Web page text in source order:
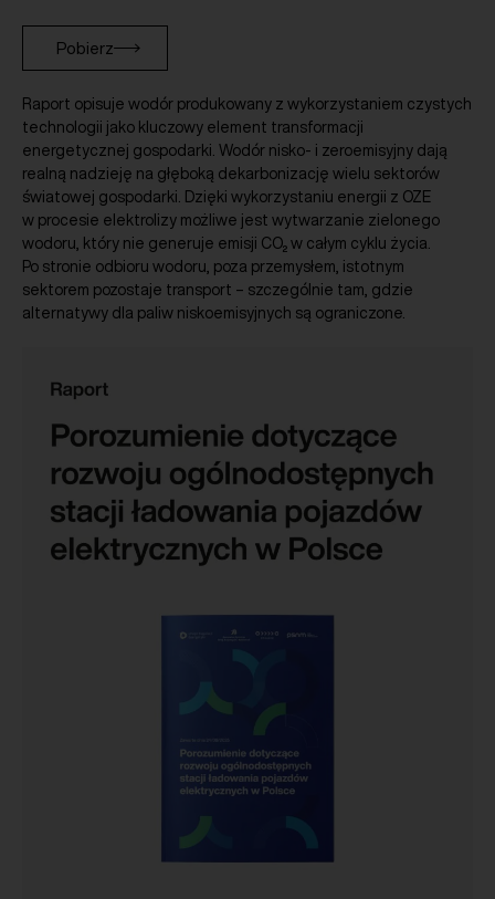
Pobierz
Raport opisuje wodór produkowany z wykorzystaniem czystych
technologii jako kluczowy element transformacji
energetycznej gospodarki. Wodór nisko- i zeroemisyjny dają
realną nadzieję na głęboką dekarbonizację wielu sektorów
światowej gospodarki. Dzięki wykorzystaniu energii z OZE
w procesie elektrolizy możliwe jest wytwarzanie zielonego
wodoru, który nie generuje emisji CO₂ w całym cyklu życia.
Po stronie odbioru wodoru, poza przemysłem, istotnym
sektorem pozostaje transport – szczególnie tam, gdzie
alternatywy dla paliw niskoemisyjnych są ograniczone.